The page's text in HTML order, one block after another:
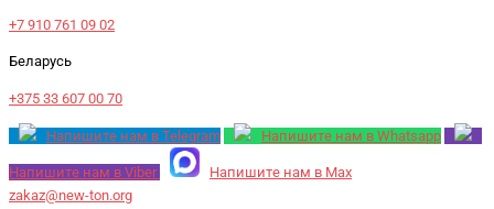
+7 910 761 09 02
Беларусь
+375 33 607 00 70
Напишите нам в Telegram Напишите нам в Whatsapp
Напишите нам в Viber
Напишите нам в Max
zakaz@new-ton.org